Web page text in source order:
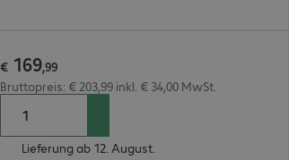
€ 169,99
Bruttopreis: € 203,99 inkl. € 34,00 MwSt.
Lieferung ab 12. August.